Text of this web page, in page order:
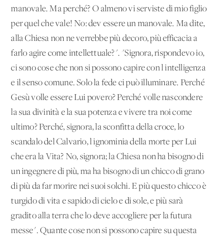
manovale. Ma perché? O almeno vi serviste di mio figlio
per quel che vale! No: dev'essere un manovale. Ma dite,
alla Chiesa non ne verrebbe più decoro, più efficacia a
farlo agire come intellettuale?". "Signora, rispondevo io,
ci sono cose che non si possono capire con l'intelligenza
e il senso comune. Solo la fede ci può illuminare. Perché
Gesù volle essere Lui povero? Perché volle nascondere
la sua divinità e la sua potenza e vivere tra noi come
ultimo? Perché, signora, la sconfitta della croce, lo
scandalo del Calvario, l'ignominia della morte per Lui
che era la Vita? No, signora; la Chiesa non ha bisogno di
un ingegnere di più, ma ha bisogno di un chicco di grano
di più da far morire nei suoi solchi. E più questo chicco è
turgido di vita e sapido di cielo e di sole, e più sarà
gradito alla terra che lo deve accogliere per la futura
messe". Quante cose non si possono capire su questa